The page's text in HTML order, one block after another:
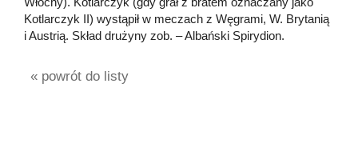
Kotlarczyk II) wystąpił w meczach z Węgrami, W. Brytanią
i Austrią. Skład drużyny zob. – Albański Spirydion.
« powrót do listy